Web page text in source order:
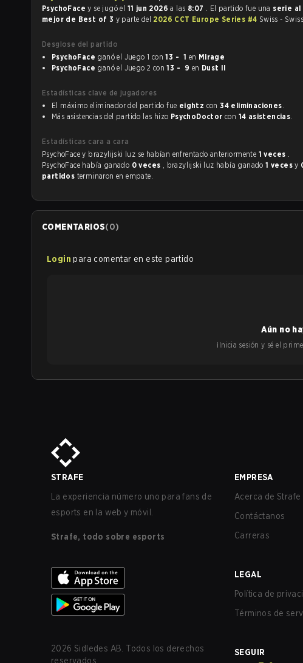
PsychoFacey se jugó el 11 jun 2026a las 8:07 . El partido fue una serie al
mejor de Best of 3 y parte del 2026 CCT Europe Series #4 Swiss -
Desglose del partido
PsychoFace
ganó el Juego 1 con 13 - 1 en Mirage
PsychoFace
ganó el Juego 2 con 13 - 9 en Dust II
Estadísticas clave de jugadores
El máximo eliminador del partido fue eightz con34 eliminaciones.
Más asistencias del partido las hizo PsychoDoctor con 14 asistencias.
Estadísticas cara a cara
PsychoFace y brazylijski luz se habían enfrentado anteriormente 1 veces .
PsychoFace había ganado 0 veces , brazylijski luz había ganado1 vecesy
partidos terminaron en empate.
COMENTARIOS(0)
Login para comentar en este partido
Aún no
¡Inicia sesión y sé el
STRAFE
La experiencia número uno para fans de
esports en la web y móvil.
Strafe, todo sobre esports
2026 Sidledes AB. Todos los derechos
reservados.
EMPRESA
Acerca de Strafe
Contáctanos
Carreras
LEGAL
Política de
Términos de
SEGUIR